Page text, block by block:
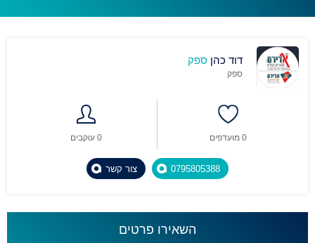
דוד כהן ספק
ספק
0 עוקבים 0 מועדפים
צור קשר 0795805388
השאירו פרטים